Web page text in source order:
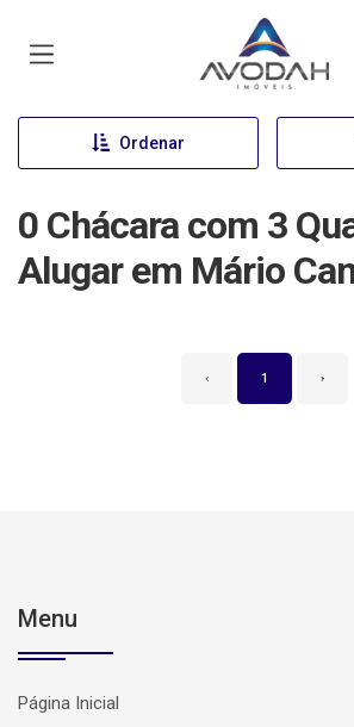
Página inicial
Ordenar
0 Chácara com 3
Alugar em Mário
‹ 1 ›
Menu
Página Inicial